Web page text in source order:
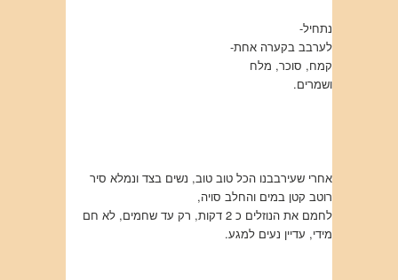
נתחיל-
לערבב בקערה אחת-
קמח, סוכר, מלח
ושמרים.
אחרי שעירבבנו הכל טוב טוב, נשים בצד ונמלא סיר
רוטב קטן במים והחלב סויה,
לחמם את הנוזלים כ 2 דקות, רק עד שחמים, לא חם
מידי, עדיין נעים למגע.